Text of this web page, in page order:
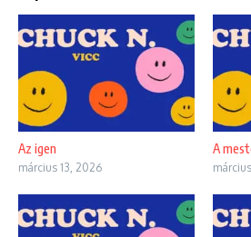
Az igen
március 13, 2026
A